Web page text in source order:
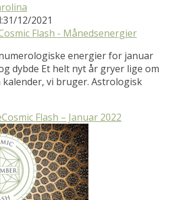
31/12/2021
Flash - Månedsenergier
energier for januar
dybde Et helt nyt år gryer lige om
kalender, vi bruger. Astrologisk
Cosmic Flash – Januar 2022